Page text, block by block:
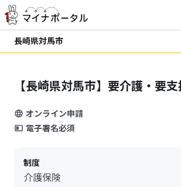
長崎県対馬市
【長崎県対馬市】要介護・要
オンライン申請
電子署名必須
制度
介護保険